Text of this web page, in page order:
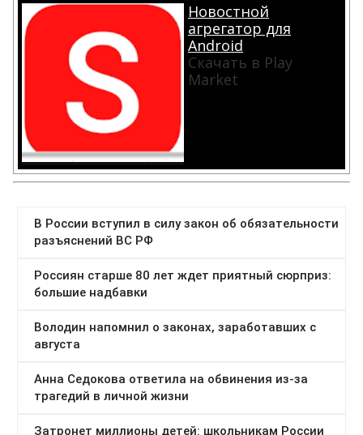
Новостной
агрегатор для
Android
Скачать в Play
Market